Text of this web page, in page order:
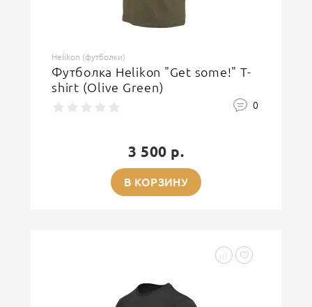
Helikon (футболки)
Футболка Helikon "Get some!" T-
shirt (Olive Green)
0
3 500 р.
В КОРЗИНУ